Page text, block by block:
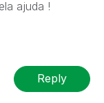
ajuda !
Reply